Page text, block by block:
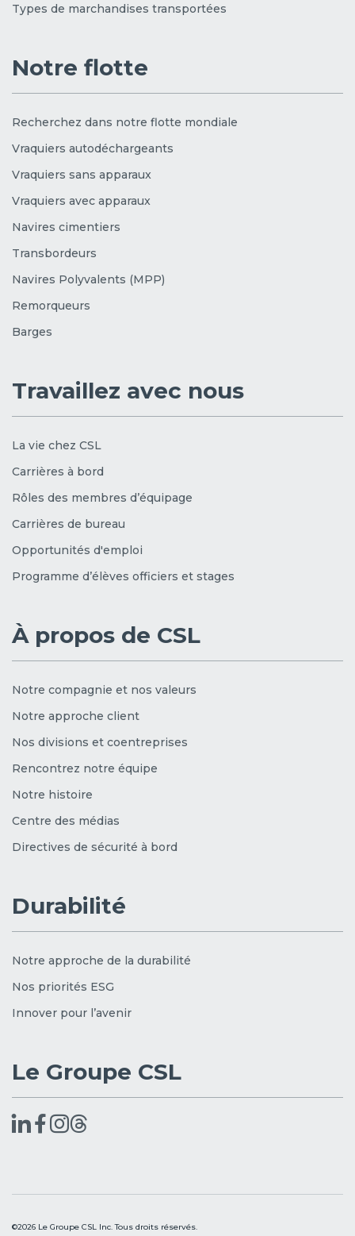
Types de marchandises transportées
Notre flotte
Recherchez dans notre flotte mondiale
Vraquiers autodéchargeants
Vraquiers sans apparaux
Vraquiers avec apparaux
Navires cimentiers
Transbordeurs
Navires Polyvalents (MPP)
Remorqueurs
Barges
Travaillez avec nous
La vie chez CSL
Carrières à bord
Rôles des membres d’équipage
Carrières de bureau
Opportunités d'emploi
Programme d’élèves officiers et stages
À propos de CSL
Notre compagnie et nos valeurs
Notre approche client
Nos divisions et coentreprises
Rencontrez notre équipe
Notre histoire
Centre des médias
Directives de sécurité à bord
Durabilité
Notre approche de la durabilité
Nos priorités ESG
Innover pour l’avenir
Le Groupe CSL
©2026 Le Groupe CSL Inc. Tous droits réservés.